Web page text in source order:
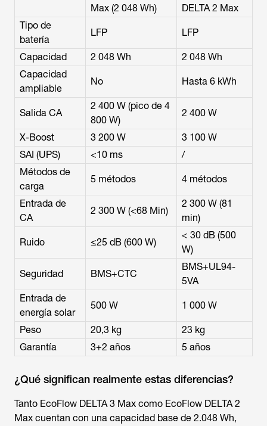
Max (2 048 Wh)
DELTA 2 Max
Tipo de
batería
LFP LFP
Capacidad 2 048 Wh
2 048 Wh
Capacidad
ampliable
No Hasta 6 kWh
Salida CA
2 400 W (pico de 4
800 W)
2 400 W
X-Boost 3 200 W
3 100 W
SAI (UPS)
<10 ms
/
Métodos de
carga
5 métodos 4 métodos
Entrada de
CA
2 300 W (<68 Min)
2 300 W (81
min)
Ruido ≤25 dB (600 W)
< 30 dB (500
W)
Seguridad BMS+CTC
BMS+UL94-
5VA
Entrada de
energía solar
500 W 1 000 W
Peso 20,3 kg
23 kg
Garantía
3+2 años 5 años
¿Qué significan realmente estas diferencias?
Tanto EcoFlow DELTA 3 Max como EcoFlow DELTA 2
Max cuentan con una capacidad base de 2.048 Wh,